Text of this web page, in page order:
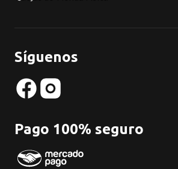
Síguenos
Pago 100% seguro